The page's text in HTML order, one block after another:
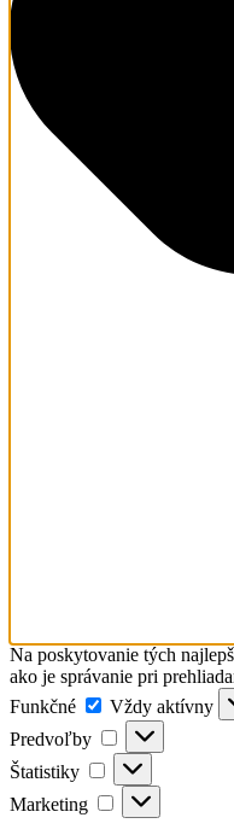
Na poskytovanie tých
ako je správanie pri
Funkčné
Funkčné
Vždy aktívny
Predvoľby
Predvoľby
Štatistiky Štatistiky
Marketing Marketing